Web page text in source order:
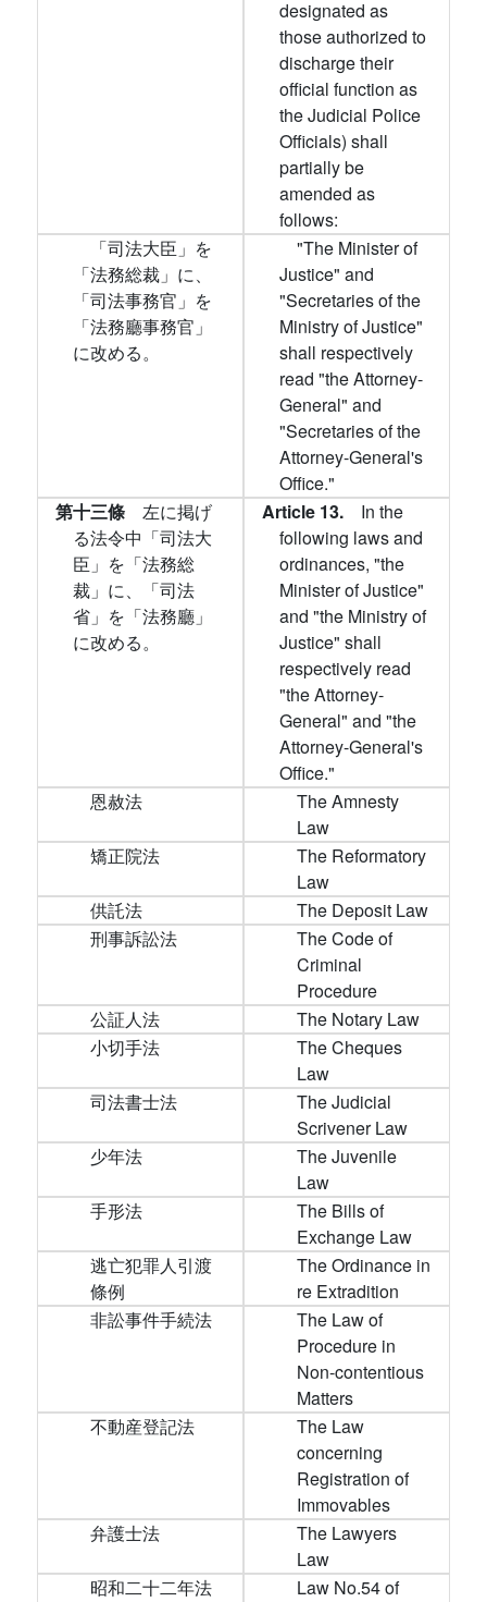
designated as
those authorized to
discharge their
official function as
the Judicial Police
Officials) shall
partially be
amended as
follows:
「司法大臣」を
「法務総裁」に、
「司法事務官」を
「法務廳事務官」
に改める。
"The Minister of
Justice" and
"Secretaries of the
Ministry of Justice"
shall respectively
read "the Attorney-
General" and
"Secretaries of the
Attorney-General's
Office."
第十三條 左に掲げ
る法令中「司法大
臣」を「法務総
裁」に、「司法
省」を「法務廳」
に改める。
Article 13. In the
following laws and
ordinances, "the
Minister of Justice"
and "the Ministry of
Justice" shall
respectively read
"the Attorney-
General" and "the
Attorney-General's
Office."
恩赦法
The Amnesty
Law
矯正院法
The Reformatory
Law
供託法
The Deposit Law
刑事訴訟法
The Code of
Criminal
Procedure
公証人法
The Notary Law
小切手法
The Cheques
Law
司法書士法
The Judicial
Scrivener Law
少年法
The Juvenile
Law
手形法
The Bills of
Exchange Law
逃亡犯罪人引渡
條例
The Ordinance in
re Extradition
非訟事件手続法
The Law of
Procedure in
Non-contentious
Matters
不動産登記法
The Law
concerning
Registration of
Immovables
弁護士法
The Lawyers
Law
昭和二十二年法
Law No.54 of